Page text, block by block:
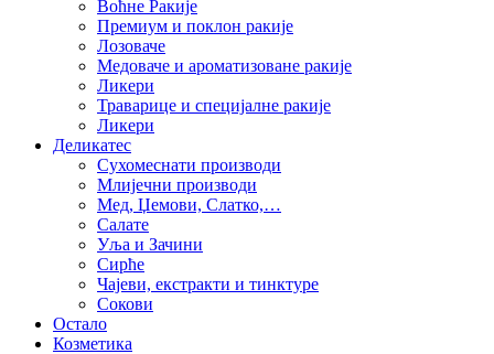
Воћне Ракије
Премиум и поклон ракије
Лозоваче
Медоваче и ароматизоване ракије
Ликери
Траварице и специјалне ракије
Ликери
Деликатес
Сухомеснати производи
Млијечни производи
Мед, Џемови, Слатко,…
Салате
Уља и Зачини
Сирће
Чајеви, екстракти и тинктуре
Сокови
Остало
Козметика